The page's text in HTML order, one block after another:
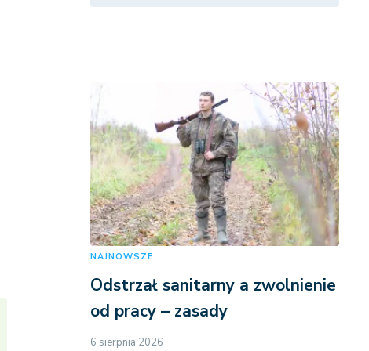
NAJNOWSZE
Odstrzał sanitarny a zwolnienie
od pracy – zasady
6 sierpnia 2026